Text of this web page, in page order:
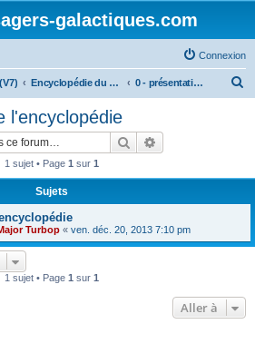
galactiques.com
Connexion
Encyclopédie du Messager Galactique (V7) 0 - présentation de l'encyclopédie
l'encyclopédie
Rechercher
1 sujet • Page 1 sur 1
Sujets
Turbop « ven. déc. 20, 2013 7:10 pm
1 sujet • Page 1 sur 1
Aller à